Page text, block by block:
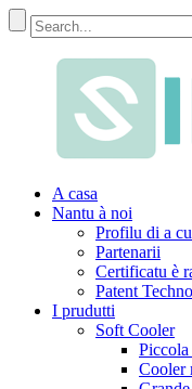
A casa
Nantu à noi
Profilu di a
Partenarii
Certificatu è
Patent
I prudutti
Soft Cooler
Piccola
Cooler